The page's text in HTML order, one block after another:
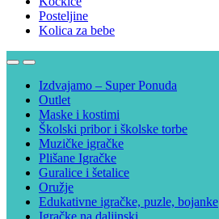
Posteljine
Kolica za bebe
Izdvajamo – Super Ponuda
Outlet
Maske i kostimi
Školski pribor i školske torbe
Muzičke igračke
Plišane Igračke
Guralice i šetalice
Oružje
Edukativne igračke, puzle, bojanke
Igračke na daljinski